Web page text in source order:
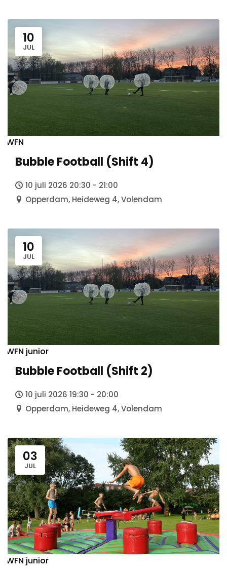
Over Ons
Doel
Algemeen
Anbi status
Foto- en Videomateriaal
Klachten
Vrijwilliger worden
10
JUL
WFN
Bubble Football (Shift 4)
10 juli 2026 20:30 - 21:00
Opperdam, Heideweg 4, Volendam
10
JUL
WFN junior
Bubble Football (Shift 2)
10 juli 2026 19:30 - 20:00
Opperdam, Heideweg 4, Volendam
03
JUL
WFN junior